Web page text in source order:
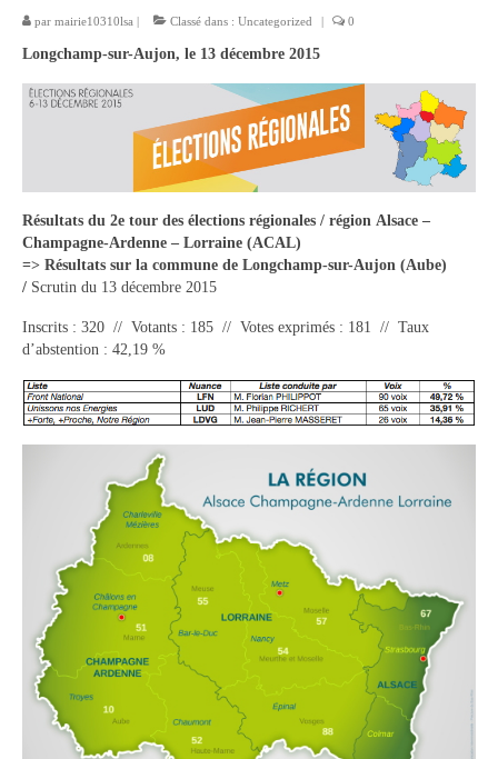
Longchamp-sur-Aujon en cartes postales
Hébergement
Formalités administratives
Qualité de l’eau
Téléphonie mobile / Internet
Affouages
Location de salles
Services funéraires
Vie municipale
Le Conseil municipal de Longchamp-sur-
Les réunions du Conseil municipal
par mairie10310lsa Classé dans : Uncategorized 0
Longchamp-sur-Aujon, le 13 décembre 2015
Résultats du 2e tour des élections régionales / région Alsace –
Champagne-Ardenne – Lorraine (ACAL)
=> Résultats sur la commune de Longchamp-sur-Aujon (Aube)
/ Scrutin du 13 décembre 2015
Inscrits : 320 // Votants : 185 // Votes exprimés : 181 // Taux
d’abstention : 42,19 %